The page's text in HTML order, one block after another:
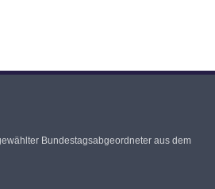
Bundestagsabgeordneter aus dem